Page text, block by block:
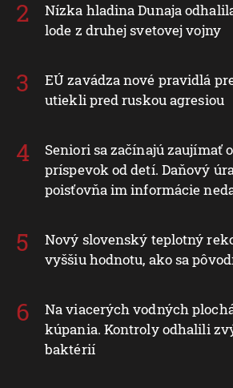
Nízka hladina Dunaja
lode z druhej svetovej vojny
EÚ zavádza nové pravidlá
utiekli pred ruskou agresiou
Seniori sa začínajú zaujímať
príspevok od detí. Daňový
poisťovňa im informácie
Nový slovenský teplotný
vyššiu hodnotu, ako sa
Na viacerých vodných
kúpania. Kontroly odhalili
baktérií